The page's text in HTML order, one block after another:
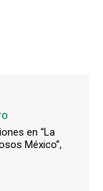
en “La
México”,